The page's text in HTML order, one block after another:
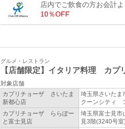
店内でご飲食の方お会計よ
10％OFF
グルメ・レストラン
【店舗限定】イタリア料理 カプ
対象店舗
カプリチョーザ さいたま
新都心店
埼玉県さいたま
クーンシティ
カプリチョーザ ららぽー
と富士見店
埼玉県富士見
見3階(3240号室